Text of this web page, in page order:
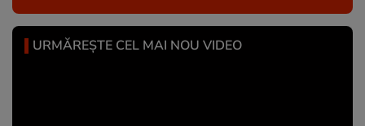
URMĂREȘTE CEL MAI NOU VIDEO